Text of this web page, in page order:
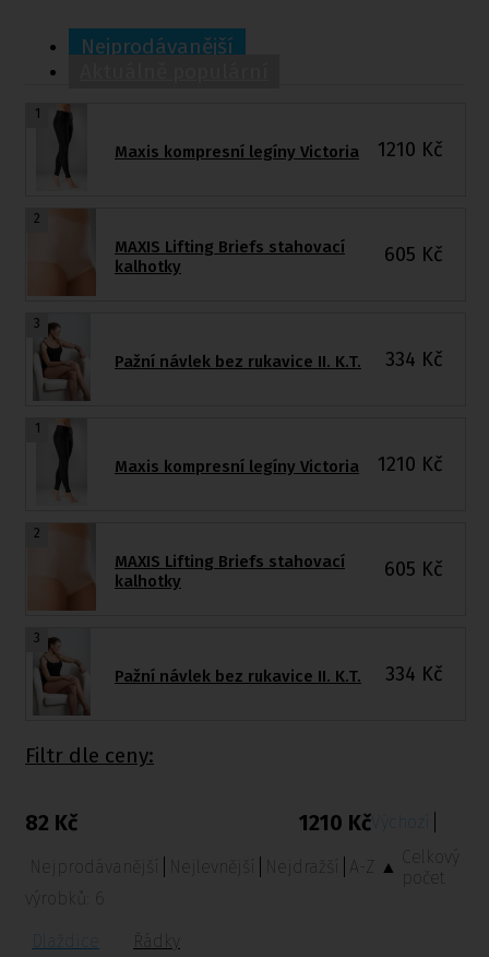
Nejprodávanější
1
Maxis kompresní legíny Victoria 1210 Kč
2
MAXIS Lifting Briefs stahovací
kalhotky
605 Kč
3
Pažní návlek bez rukavice II. K.T. 334 Kč
1
Maxis kompresní legíny Victoria 1210 Kč
2
MAXIS Lifting Briefs stahovací
kalhotky
605 Kč
3
Pažní návlek bez rukavice II. K.T. 334 Kč
Filtr dle ceny:
82 Kč 1210 KčVýchozí
Nejprodávanější Nejlevnější Nejdražší A-Z ▲
Celkový
počet
výrobků: 6
Dlaždice Řádky